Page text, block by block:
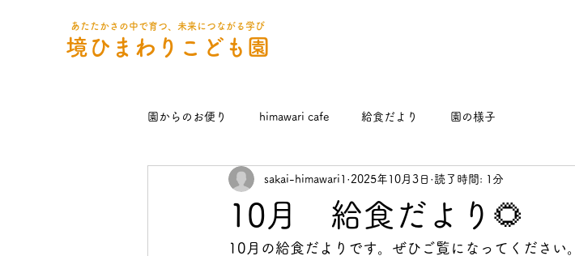
あたたかさの中で育つ、未来につながる学び
境ひまわりこども園
園からのお便り himawari cafe 給食だより 園の様子
10月 給食だより🌻
sakai-himawari1 2025年10月3日 読了時間: 1分
10月の給食だよりです。ぜひご覧になってください。